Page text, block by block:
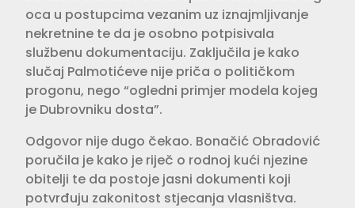
oca u postupcima vezanim uz iznajmljivanje
nekretnine te da je osobno potpisivala
službenu dokumentaciju. Zaključila je kako
slučaj Palmotićeve nije priča o političkom
progonu, nego “ogledni primjer modela kojeg
je Dubrovniku dosta”.
Odgovor nije dugo čekao. Bonačić Obradović
poručila je kako je riječ o rodnoj kući njezine
obitelji te da postoje jasni dokumenti koji
potvrđuju zakonitost stjecanja vlasništva.